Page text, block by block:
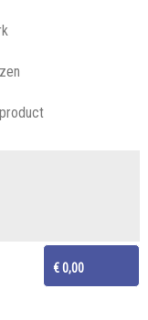
€ 0,00